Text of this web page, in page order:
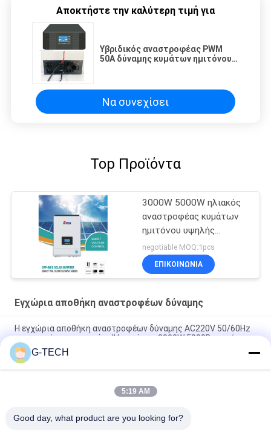
Αποκτήστε την καλύτερη τιμή για
Υβριδικός αναστροφέας PWM
50A δύναμης κυμάτων ημιτόνου
Να συνεχίσει
Top Προϊόντα
3000W 5000W ηλιακός
αναστροφέας κυμάτων
ημιτόνου υψηλής
συχνότητας καθαρός με
MPPT
negotiable MOQ:1pcs
ΕΠΙΚΟΙΝΩΝΙΑ
Εγχώρια αποθήκη αναστροφέων δύναμης
Η εγχώρια αποθήκη αναστροφέων δύναμης AC220V 50/60Hz
τροποποίησε τη σειρά σ. IV κυμάτων 3000W 5000B ημιτόνου
XL εγχώρια αποθήκη αναστροφέων κυμάτων ημιτόνου σειράς
καθαρή, αναστροφέας για την εγχώρια χρήση
επίδειξη εγχώριων αποθηκών LCD αναστροφέων δύναμης
G-TECH
5:19 AM
Good day, what product are you looking for?